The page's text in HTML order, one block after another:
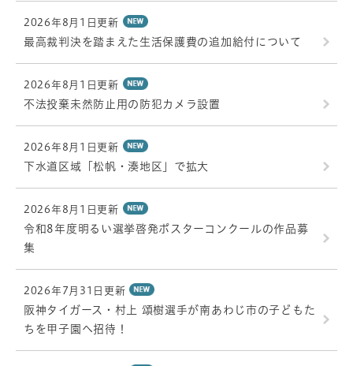
2026年8月1日更新
最高裁判決を踏まえた生活保護費の追加給付について
2026年8月1日更新
不法投棄未然防止用の防犯カメラ設置
2026年8月1日更新
下水道区域「松帆・湊地区」で拡大
2026年8月1日更新
令和8年度明るい選挙啓発ポスターコンクールの作品募
集
2026年7月31日更新
阪神タイガース・村上 頌樹選手が南あわじ市の子どもた
ちを甲子園へ招待！